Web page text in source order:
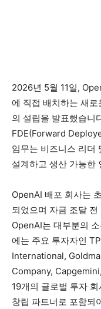
2026년 5월 11일,
에 직접 배치하는 새
의 설립을 발표했습니
FDE(Forward
임무는 비즈니스 리더
설계하고 생산 가능한
OpenAI 배포 회사는
되었으며 자금 조달
OpenAI는 대부분의
에는 주요 투자자인
International,
Company,
19개의 글로벌 투자
창립 파트너로 포함되